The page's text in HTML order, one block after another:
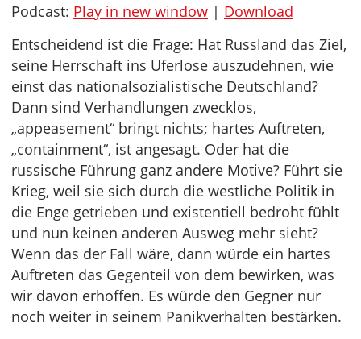
Podcast: Play in new window | Download
Entscheidend ist die Frage: Hat Russland das Ziel,
seine Herrschaft ins Uferlose auszudehnen, wie
einst das nationalsozialistische Deutschland?
Dann sind Verhandlungen zwecklos,
„appeasement“ bringt nichts; hartes Auftreten,
„containment“, ist angesagt. Oder hat die
russische Führung ganz andere Motive? Führt sie
Krieg, weil sie sich durch die westliche Politik in
die Enge getrieben und existentiell bedroht fühlt
und nun keinen anderen Ausweg mehr sieht?
Wenn das der Fall wäre, dann würde ein hartes
Auftreten das Gegenteil von dem bewirken, was
wir davon erhoffen. Es würde den Gegner nur
noch weiter in seinem Panikverhalten bestärken.